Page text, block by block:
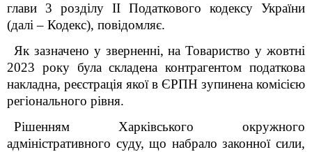
глави 3 розділу ІІ Податкового кодексу України
(далі – Кодекс), повідомляє.
Як зазначено у зверненні, на Товариство у жовтні
2023 року була складена контрагентом податкова
накладна, реєстрація якої в ЄРПН зупинена комісією
регіонального рівня.
Рішенням Харківського окружного
адміністративного суду, що набрало законної сили,